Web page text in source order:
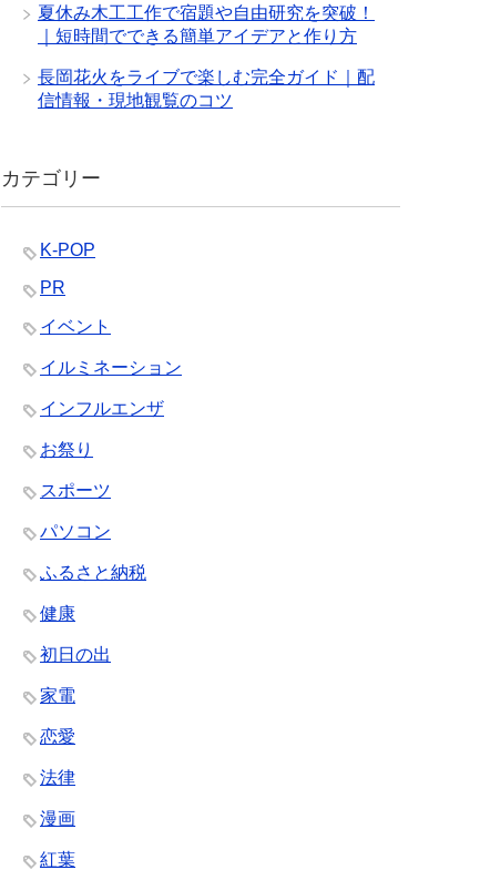
夏休み木工工作で宿題や自由研究を突破！
｜短時間でできる簡単アイデアと作り方
長岡花火をライブで楽しむ完全ガイド｜配
信情報・現地観覧のコツ
カテゴリー
K-POP
PR
イベント
イルミネーション
インフルエンザ
お祭り
スポーツ
パソコン
ふるさと納税
健康
初日の出
家電
恋愛
法律
漫画
紅葉